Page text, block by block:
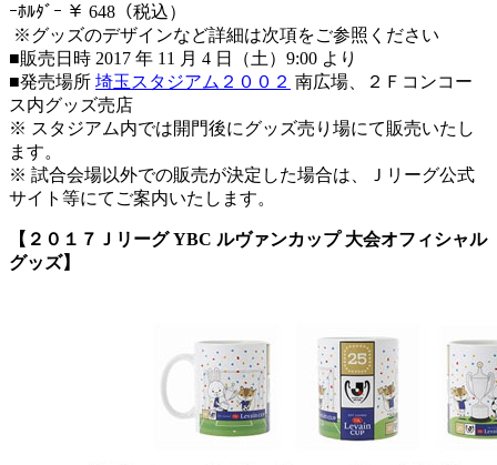
ｰﾎﾙﾀﾞｰ ￥ 648（税込）
※グッズのデザインなど詳細は次項をご参照ください
■販売日時 2017 年 11 月 4 日（土）9:00 より
■発売場所 埼玉スタジアム２００２ 南広場、２Ｆコンコー
ス内グッズ売店
※ スタジアム内では開門後にグッズ売り場にて販売いたし
ます。
※ 試合会場以外での販売が決定した場合は、Ｊリーグ公式
サイト等にてご案内いたします。
【２０１７Ｊリーグ YBC ルヴァンカップ 大会オフィシャル
グッズ】